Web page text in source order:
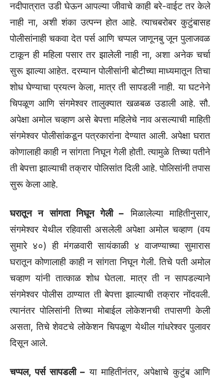
नदीपात्रात उडी घेऊन आपल्या जीवाचे काही बरे-वाईट तर केले
नाही ना, अशी शंका उत्पन्न होत आहे. त्याचबरोबर कुटुंबासह
पोलीसांनाही चकवा देत पर्स आणि चप्पल जाणूनबु जून पुलाजवळ
टाकून ही महिला पसार तर झालेली नाही ना, अशा अनेक चर्चा
सुरू झाल्या आहेत. दरम्यान पोलीसांनी बोटीच्या माध्यमातून तिचा
शोध घेण्याचा प्रयत्न केला, मात्र ती सापडली नाही. या घटनेने
चिपळूण आणि संगमेश्वर तालुक्यात खळबळ उडाली आहे. सौ.
अपेक्षा अमोल चव्हाण असे बेपत्ता महिलेचे नाव असल्याची माहिती
संगमेश्वर पोलीसांकडून पत्रकारांना देण्यात आली. अपेक्षा घरात
कोणालाही काही न सांगता निघून गेली होती. त्यामुळे तिच्या पतीने
ती बेपत्ता झाल्याची तक्रार पोलिसांत दिली आहे. पोलिसांनी तपास
सुरू केला आहे.
घरातून न सांगता निघून गेली – मिळालेल्या माहितीनुसार,
संगमेश्वर येथील रहिवासी असलेली अपेक्षा अमोल चव्हाण (वय
सुमारे ४०) ही मंगळवारी सायंकाळी ४ वाजण्याच्या सुमारास
घरातून कोणालाही काही न सांगता निघून गेली. तिचे पती अमोल
चव्हाण यांनी तात्काळ शोध घेतला. मात्र ती न सापडल्याने
संगमेश्वर पोलीस ठाण्यात ती बेपत्ता झाल्याची तक्रार नोंदवली.
त्यानंतर पोलिसांनी तिच्या मोबाईल लोकेशनची तपासणी केली
असता, तिचे शेवटचे लोकेशन चिपळूण येथील गांधरेश्वर पुलावर
दिसून आले.
चप्पल, पर्स सापडली – या माहितीनंतर, अपेक्षाचे कुटुंब आणि